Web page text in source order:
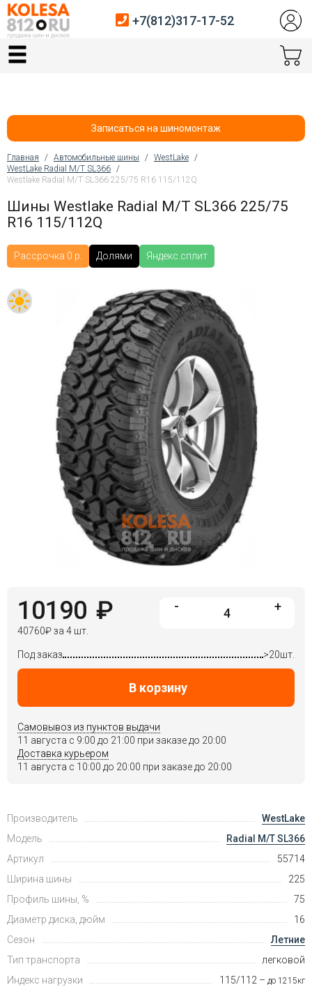
Главная
Автосервис
Датчики давления
Услуги шиномонтажа
Хранение шин
Покупателям
Контакты
Войти на сайт
+7(812)317-
+7(812)317-17-52
Записаться на шиномонтаж
Вы здесь
Главная / Автомобильные шины / WestLake /
WestLake Radial M/T SL366 /
Westlake Radial M/T SL366 225/75 R16 115/112Q
Шины Westlake Radial M/T SL366 225/75
R16 115/112Q
Рассрочка 0 р. Долями Яндекс.сплит
10190 ₽
40760₽за 4 шт.
- +
Под заказ >20шт.
В корзину
Самовывоз из пунктов выдачи
11 августа c 9:00 до 21:00 при заказе до 20:00
Доставка курьером
11 августа c 10:00 до 20:00 при заказе до 20:00
Производитель
WestLake
Модель
Radial M/T SL366
Артикул
55714
Ширина шины
225
Профиль шины, %
75
Диаметр диска, дюйм
16
Сезон
Летние
Тип транспорта
легковой
Индекс нагрузки
115/112 – до 1215кг